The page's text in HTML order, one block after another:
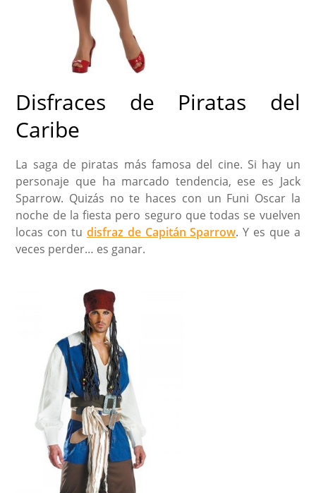
Disfraces de Piratas del
Caribe
La saga de piratas más famosa del cine. Si hay un
personaje que ha marcado tendencia, ese es Jack
Sparrow. Quizás no te haces con un Funi Oscar la
noche de la fiesta pero seguro que todas se vuelven
locas con tu disfraz de Capitán Sparrow. Y es que a
veces perder… es ganar.